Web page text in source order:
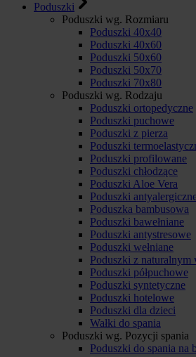
Poduszki
Poduszki wg. Rozmiaru
Poduszki 40x40
Poduszki 40x60
Poduszki 50x60
Poduszki 50x70
Poduszki 70x80
Poduszki wg. Rodzaju
Poduszki ortopedyczne
Poduszki puchowe
Poduszki z pierza
Poduszki
Poduszki profilowane
Poduszki chłodzące
Poduszki Aloe Vera
Poduszki
Poduszka bambusowa
Poduszki bawełniane
Poduszki antystresowe
Poduszki wełniane
Poduszki z naturalnym
Poduszki półpuchowe
Poduszki syntetyczne
Poduszki hotelowe
Poduszki dla dzieci
Wałki do spania
Poduszki wg. Pozycji spania
Poduszki do spania na